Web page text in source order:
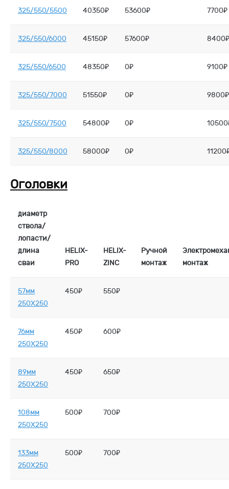
325/550/5500 40350₽ 53600₽ 7700₽
325/550/6000 45150₽ 57600₽ 8400₽
325/550/6500 48350₽ 0₽ 9100₽
325/550/7000 51550₽ 0₽ 9800₽
325/550/7500 54800₽ 0₽
325/550/8000 58000₽ 0₽
Оголовки
диаметр
ствола/
лопасти/
длина
сваи
HELIX-
PRO
HELIX-
ZINC
Ручной
монтаж
монтаж
57мм
250X250
450₽ 550₽
76мм
250X250
450₽ 600₽
89мм
250X250
450₽ 650₽
108мм
250X250
500₽ 700₽
133мм
250X250
500₽ 700₽